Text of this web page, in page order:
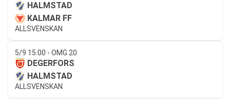
HALMSTAD
KALMAR FF
ALLSVENSKAN
5/9 15:00 - OMG 20
DEGERFORS
HALMSTAD
ALLSVENSKAN